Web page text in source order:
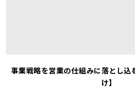
事業戦略を営業の仕組みに落とし込
け】